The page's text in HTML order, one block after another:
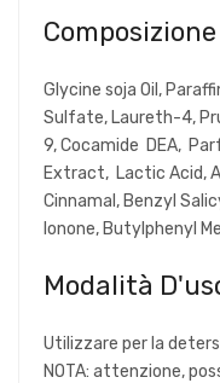
Composizione
Glycine soja Oil,
Sulfate, Laureth-4,
9, Cocamide DEA,
Extract, Lactic Acid,
Cinnamal, Benzyl
Ionone, Butylphenyl
Modalità
Utilizzare per la
NOTA: attenzione,